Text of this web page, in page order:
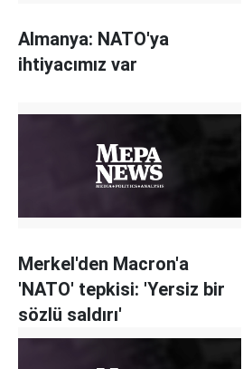
Almanya: NATO'ya
ihtiyacımız var
Merkel'den Macron'a
'NATO' tepkisi: 'Yersiz bir
sözlü saldırı'